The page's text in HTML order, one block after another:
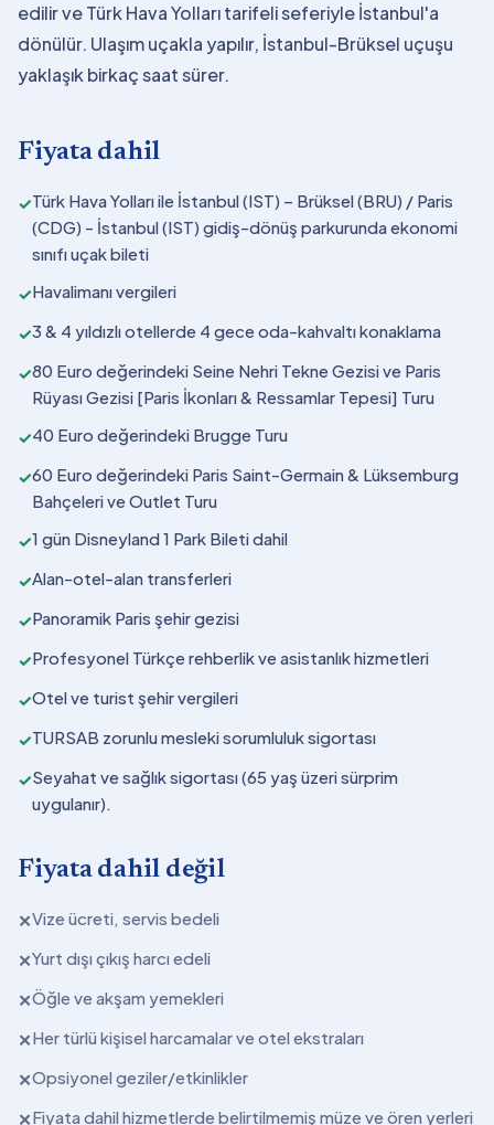
edilir ve Türk Hava Yolları tarifeli seferiyle İstanbul'a
dönülür. Ulaşım uçakla yapılır, İstanbul-Brüksel uçuşu
yaklaşık birkaç saat sürer.
Fiyata dahil
✓Türk Hava Yolları ile İstanbul (IST) – Brüksel (BRU) / Paris
(CDG) - İstanbul (IST) gidiş-dönüş parkurunda ekonomi
sınıfı uçak bileti
✓Havalimanı vergileri
✓3 & 4 yıldızlı otellerde 4 gece oda-kahvaltı konaklama
✓80 Euro değerindeki Seine Nehri Tekne Gezisi ve Paris
Rüyası Gezisi [Paris İkonları & Ressamlar Tepesi] Turu
✓40 Euro değerindeki Brugge Turu
✓60 Euro değerindeki Paris Saint-Germain & Lüksemburg
Bahçeleri ve Outlet Turu
✓1 gün Disneyland 1 Park Bileti dahil
✓Alan-otel-alan transferleri
✓Panoramik Paris şehir gezisi
✓Profesyonel Türkçe rehberlik ve asistanlık hizmetleri
✓Otel ve turist şehir vergileri
✓TURSAB zorunlu mesleki sorumluluk sigortası
✓Seyahat ve sağlık sigortası (65 yaş üzeri sürprim
uygulanır).
Fiyata dahil değil
✕Vize ücreti, servis bedeli
✕Yurt dışı çıkış harcı edeli
✕Öğle ve akşam yemekleri
✕Her türlü kişisel harcamalar ve otel ekstraları
✕Opsiyonel geziler/etkinlikler
✕Fiyata dahil hizmetlerde belirtilmemiş müze ve ören yerleri